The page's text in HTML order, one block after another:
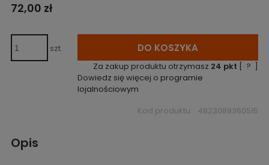
72,00 zł
szt. DO KOSZYKA
Za zakup produktu otrzymasz 24 pkt [ ? ]
Dowiedz się więcej o programie
lojalnościowym
Kod produktu: 4823089360515
Opis